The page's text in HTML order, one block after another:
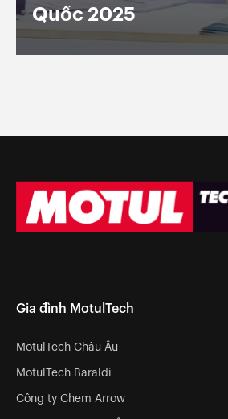
Quốc 2025
Gia đình MotulTech
MotulTech Châu Âu
MotulTech Baraldi
Công ty Chem Arrow